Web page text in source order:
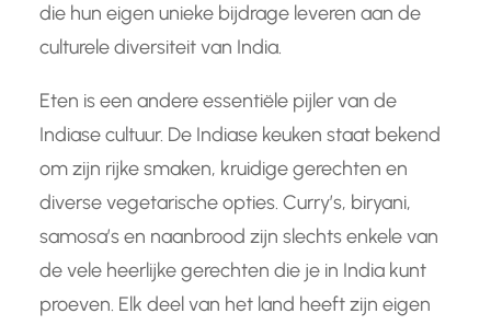
die hun eigen unieke bijdrage leveren aan de
culturele diversiteit van India.
Eten is een andere essentiële pijler van de
Indiase cultuur. De Indiase keuken staat bekend
om zijn rijke smaken, kruidige gerechten en
diverse vegetarische opties. Curry’s, biryani,
samosa’s en naanbrood zijn slechts enkele van
de vele heerlijke gerechten die je in India kunt
proeven. Elk deel van het land heeft zijn eigen